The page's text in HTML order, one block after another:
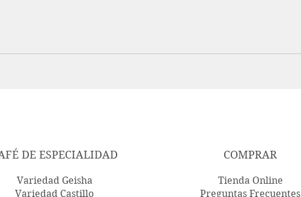
DE ESPECIALIDAD
Variedad Geisha
Variedad Castillo
COMPRAR
Tienda Online
Preguntas Frecuentes